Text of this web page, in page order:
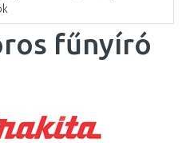
fűnyíró